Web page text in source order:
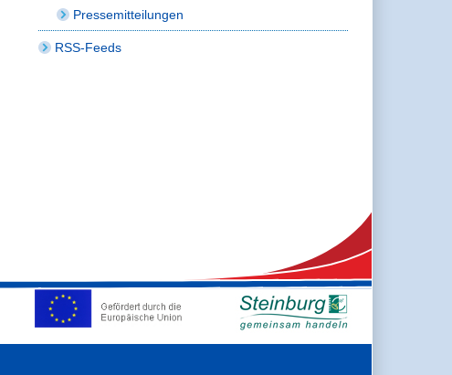
Pressemitteilungen
RSS-Feeds